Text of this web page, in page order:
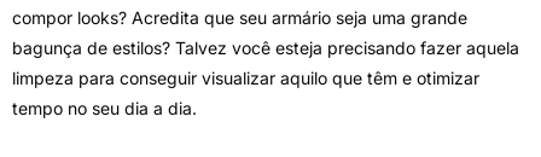
compor looks? Acredita que seu armário seja uma grande
bagunça de estilos? Talvez você esteja precisando fazer aquela
limpeza para conseguir visualizar aquilo que têm e otimizar
tempo no seu dia a dia.